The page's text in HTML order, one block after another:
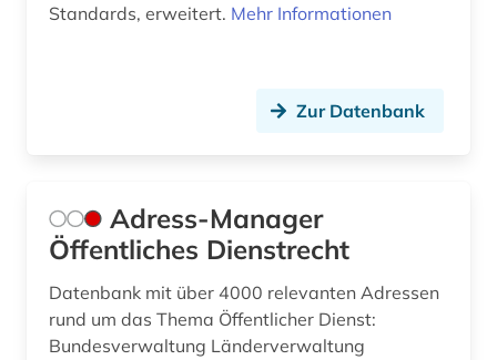
bundesverfassungsgerichtsgesetz (1)
bundesverwaltungsgericht (4)
bundeswehr (1)
börsenrecht (2)
bücher (1)
bürgerliches gesetzbuch (6)
Standards, erweitert. Mehr Informationen
Zur Datenbank
Adress-Manager
Öffentliches Dienstrecht
Datenbank mit über 4000 relevanten Adressen
rund um das Thema Öffentlicher Dienst:
Bundesverwaltung Länderverwaltung